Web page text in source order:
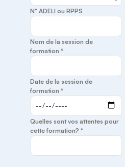
N° ADELI ou RPPS
Nom de la session de
formation *
Date de la session de
formation *
Quelles sont vos attentes pour
cette formation? *